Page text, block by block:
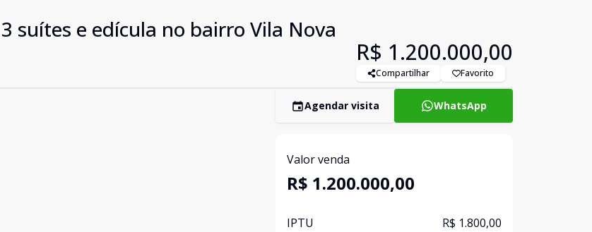
suítes e edícula no bairro Vila Nova
R$ 1.200.000,00
Compartilhar Favorito
Agendar visita WhatsApp
Valor venda
R$ 1.200.000,00
IPTU R$ 1.800,00